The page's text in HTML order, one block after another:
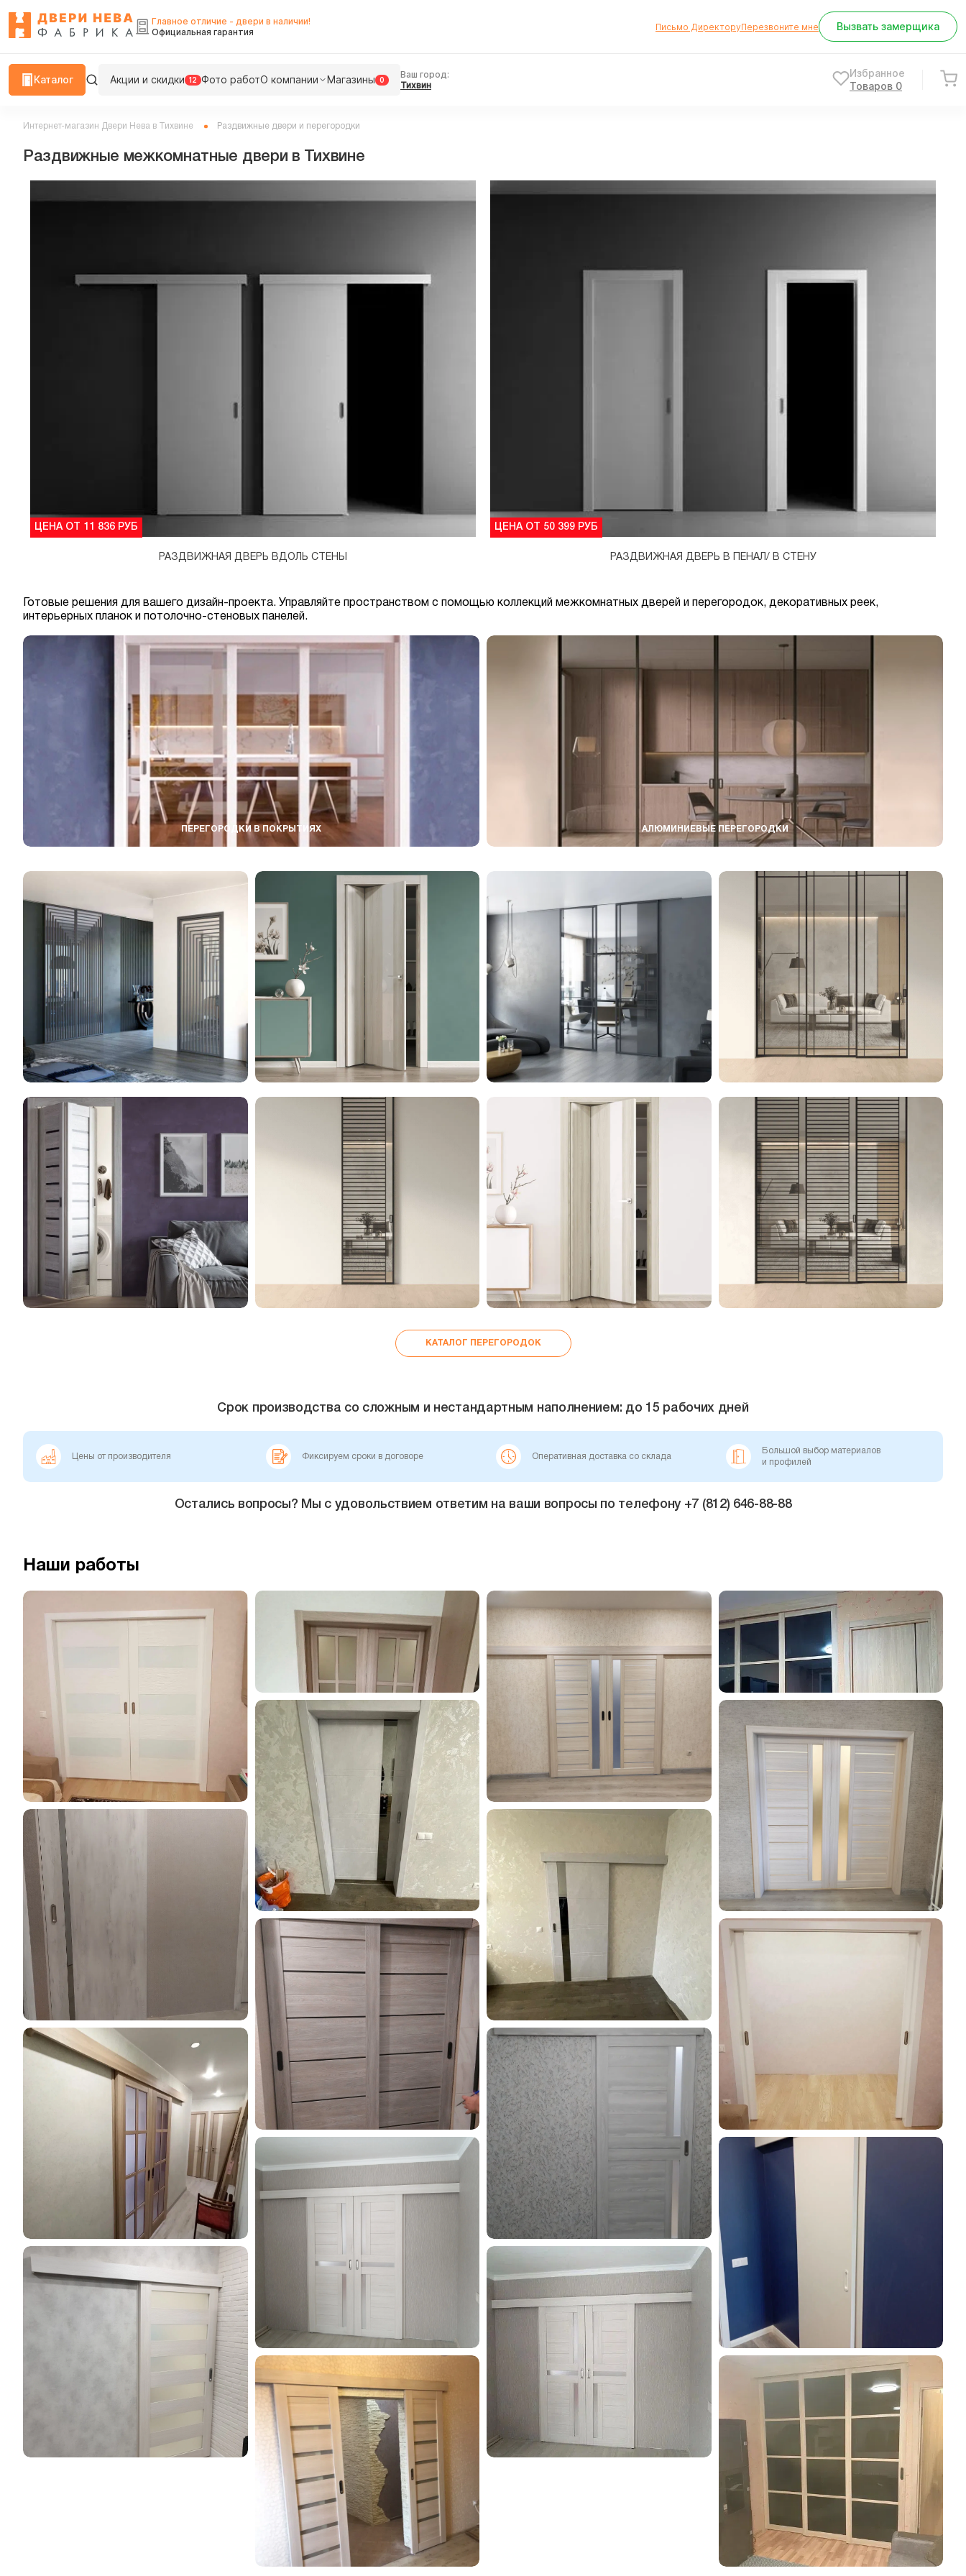
Главное отличие - двери в наличии!
Официальная гарантия
Письмо ДиректоруПерезвоните мне Вызвать замерщика
Каталог Акции и скидки 12 Фото работО компании Магазины 0
Ваш город:
Тихвин
Избранное
Товаров 0
Интернет-магазин Двери Нева в Тихвине Раздвижные двери и перегородки
Раздвижные межкомнатные двери в Тихвине
ЦЕНА ОТ 11 836 РУБ
РАЗДВИЖНАЯ ДВЕРЬ ВДОЛЬ СТЕНЫ
ЦЕНА ОТ 50 399 РУБ
РАЗДВИЖНАЯ ДВЕРЬ В ПЕНАЛ/ В СТЕНУ
Готовые решения для вашего дизайн-проекта. Управляйте пространством с помощью коллекций межкомнатных дверей и перегородок, декоративных реек,
интерьерных планок и потолочно-стеновых панелей.
ПЕРЕГОРОДКИ В ПОКРЫТИЯХ АЛЮМИНИЕВЫЕ ПЕРЕГОРОДКИ
КАТАЛОГ ПЕРЕГОРОДОК
Срок производства со сложным и нестандартным наполнением: до 15 рабочих дней
Цены от производителя Фиксируем сроки в договоре Оперативная доставка со склада
Большой выбор материалов
и профилей
Остались вопросы? Мы с удовольствием ответим на ваши вопросы по телефону +7 (812) 646-88-88
Наши работы